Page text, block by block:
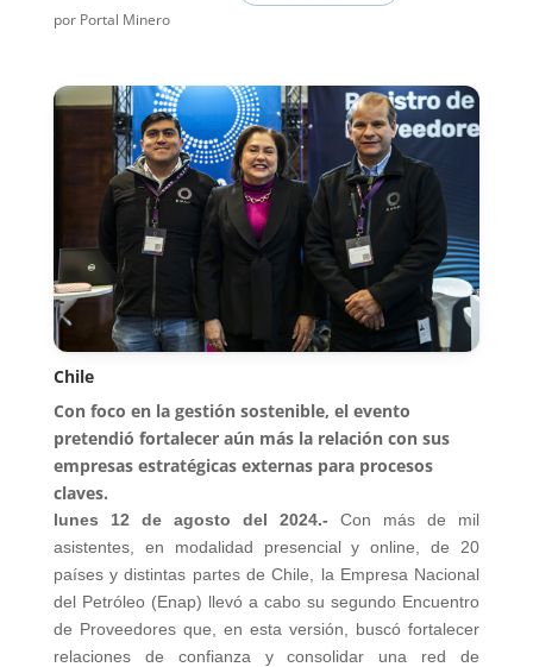
por Portal Minero
Chile
Con foco en la gestión sostenible, el evento
pretendió fortalecer aún más la relación con sus
empresas estratégicas externas para procesos
claves.
lunes 12 de agosto del 2024.- Con más de mil
asistentes, en modalidad presencial y online, de 20
países y distintas partes de Chile, la Empresa Nacional
del Petróleo (Enap) llevó a cabo su segundo Encuentro
de Proveedores que, en esta versión, buscó fortalecer
relaciones de confianza y consolidar una red de